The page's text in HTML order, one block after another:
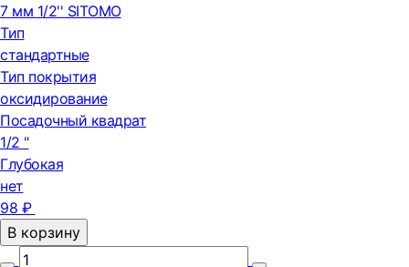
7 мм 1/2'' SITOMO
Тип
стандартные
Тип покрытия
оксидирование
Посадочный квадрат
1/2 "
Глубокая
нет
98 ₽
В корзину